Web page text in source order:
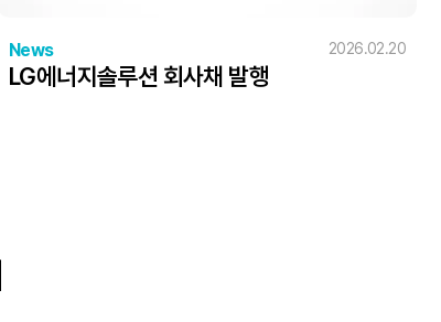
News 2026.02.20
LG에너지솔루션 회사채 발행